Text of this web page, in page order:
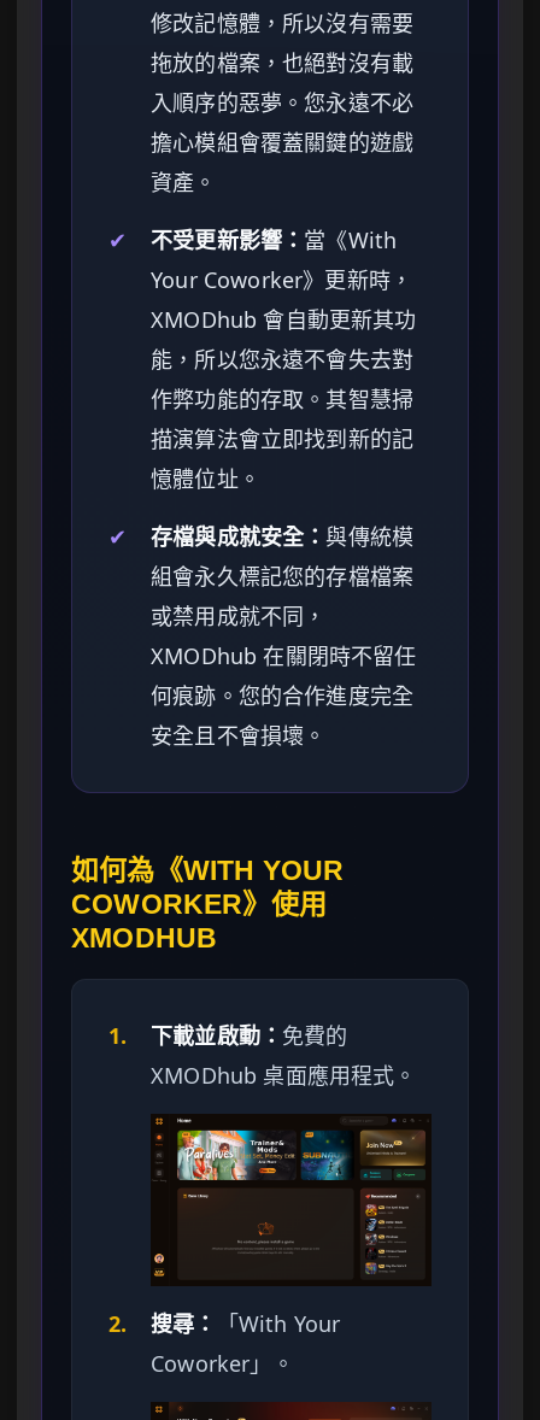
修改記憶體，所以沒有需要
拖放的檔案，也絕對沒有載
入順序的惡夢。您永遠不必
擔心模組會覆蓋關鍵的遊戲
資產。
✔
不受更新影響： 當《With
Your Coworker》更新時，
XMODhub 會自動更新其功
能，所以您永遠不會失去對
作弊功能的存取。其智慧掃
描演算法會立即找到新的記
憶體位址。
✔
存檔與成就安全：與傳統模
組會永久標記您的存檔檔案
或禁用成就不同，
XMODhub 在關閉時不留任
何痕跡。您的合作進度完全
安全且不會損壞。
如何為《WITH YOUR
COWORKER》使用
XMODHUB
1. 下載並啟動： 免費的
XMODhub 桌面應用程式。
2. 搜尋：
「With Your
Coworker」。